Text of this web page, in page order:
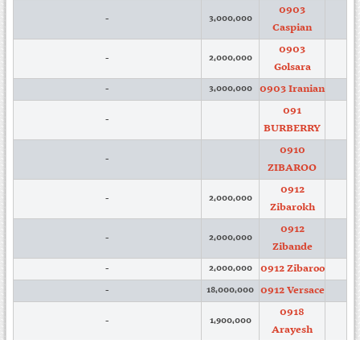
0903
Caspian
3,000,000
-
0903
Golsara
2,000,000
-
0903 Iranian
3,000,000
-
091
BURBERRY
-
0910
ZIBAROO
-
0912
Zibarokh
2,000,000
-
0912
Zibande
2,000,000
-
0912 Zibaroo
2,000,000
-
0912 Versace
18,000,000
-
0918
Arayesh
1,900,000
-